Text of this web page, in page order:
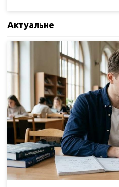
Актуальне